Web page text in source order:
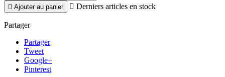
 Ajouter au panier  Derniers articles en stock
Partager
Partager
Tweet
Google+
Pinterest